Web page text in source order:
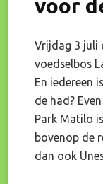
voor
Vrijdag 3 juli
voedselbos
En iedereen
de had?
Park Matilo
bovenop de
dan ook